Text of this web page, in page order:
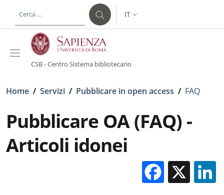
al contenuto principale
SELETTORE LINGUA:
IT
CSB - Centro Sistema bibliotecario
Briciole di pane
Home / Servizi / Pubblicare in open access / FAQ
Pubblicare OA (FAQ) -
Articoli idonei
X